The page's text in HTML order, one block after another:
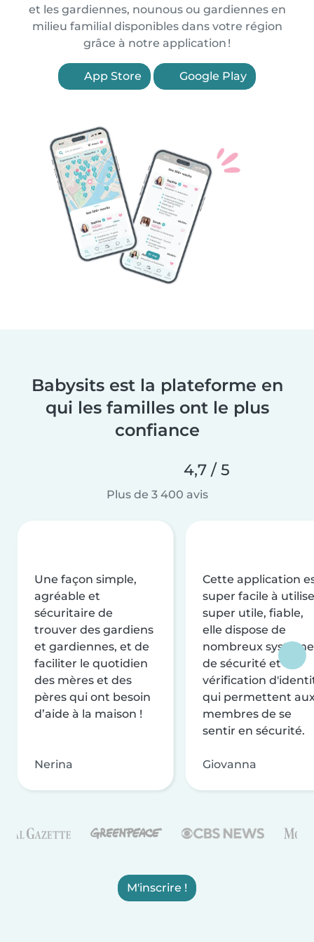
et les gardiennes, nounous ou gardiennes en
milieu familial disponibles dans votre région
grâce à notre application !
App Store Google Play
Babysits est la plateforme en
qui les familles ont le plus
confiance
4,7 / 5
Plus de 3 400 avis
Une façon simple,
agréable et
sécuritaire de
trouver des gardiens
et gardiennes, et de
faciliter le quotidien
des mères et des
pères qui ont besoin
d’aide à la maison !
Nerina
Cette application
super facile à
super utile, fiable,
elle dispose de
nombreux
de sécurité et de
vérification
qui permettent
membres de se
sentir en sécurité.
Giovanna
M'inscrire !